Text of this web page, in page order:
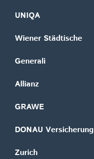
UNIQA
Wiener Städtische
Generali
Allianz
GRAWE
DONAU Versicherung
Zurich